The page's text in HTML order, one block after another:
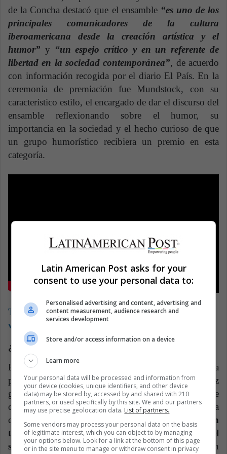
de la Concha destacó que el ensamble “es uno de los
principales comunicadores de la cultura
iberoamericana desde la creación artística y el
humor” y “un espejo crítico y en un referente de
libertad en la sociedad contemporánea”, de acuerdo
con información recogida por el diario El País. En la
ceremonia de premiación fue Mundstock, con su
característico estilo, el encargado de dar el discurso del
ensamble reflexionando sobre el humor, su
importancia en la sociedad y el hecho curioso de que
un grupo humorístico recibiera un premio en esta
categoría.
También puedes leer: 5 obras de Beethoven que
van más allá de la 9ª sinfonía
¿Quién mató a Tom McCoffee?
El semblante serio de Marcos Mundstock era
posiblemente su mayor sello que, junto a su voz
grave, le daban un toque de solemnidad que
curiosamente le funcionó a la perfección en la
comedia.
Su papel como el narrador contaba con
toda seriedad divertidas historias sin perder el
semblante,por lo que esa imagen fue perfecta en
Latin American Post asks for your
consent to use your personal data to:
Personalised advertising and content, advertising and
content measurement, audience research and
services development
Store and/or access information on a device
Learn more
Your personal data will be processed and information from
your device (cookies, unique identifiers, and other device
data) may be stored by, accessed by and shared with 210
partners, or used specifically by this site. We and our partners
may use precise geolocation data. List of partners.
Some vendors may process your personal data on the basis
of legitimate interest, which you can object to by managing
your options below. Look for a link at the bottom of this page
or in the site menu to manage or withdraw consent in privacy